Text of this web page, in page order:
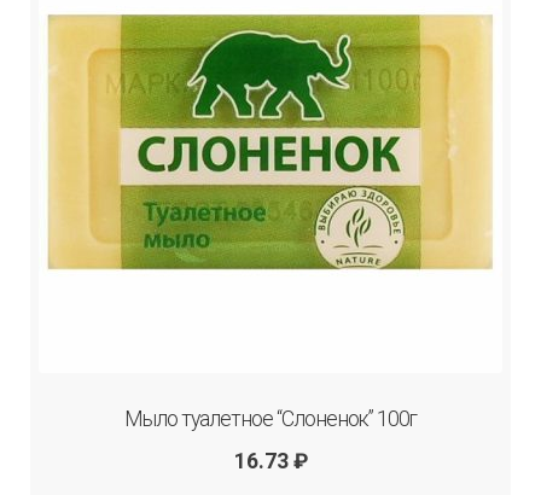
Мыло туалетное “Слоненок” 100г
16.73 ₽